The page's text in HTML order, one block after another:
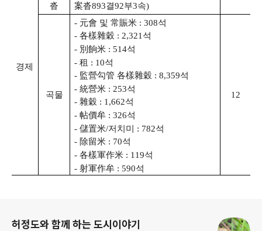
경제
沓
案沓893결92부3속)
곡물
- 元會 및 常賑米 : 308석
- 各樣雜穀 : 2,321석
- 別餉米 : 514석
- 租 : 10석
- 監營勾管 各樣雜穀 : 8,359석
- 統營米 : 253석
- 雜穀 : 1,662석
- 帖價牟 : 326석
- 儲置米/저치미 : 782석
- 除留米 : 70석
- 各樣軍作米 : 119석
- 射軍作牟 : 590석
12
허정도와 함께 하는 도시이야기